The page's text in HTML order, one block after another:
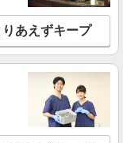
時給1,230円〜
らぽーと立川立飛
細を見る
りあえずキープ